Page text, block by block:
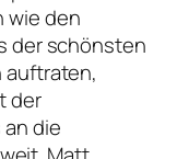
wie den
der schönsten
auftraten,
der
die